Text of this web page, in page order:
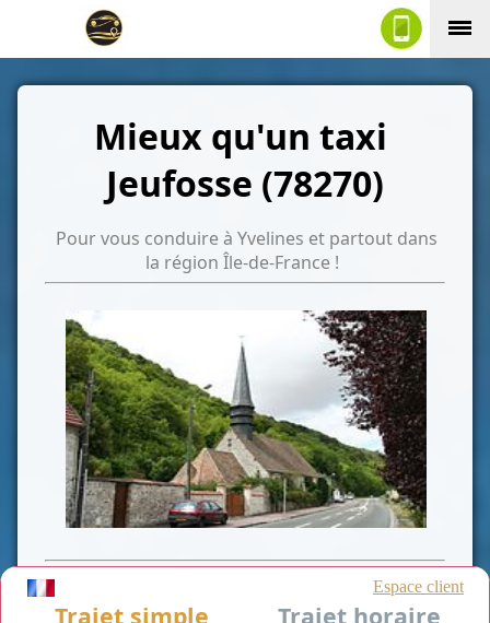
Mieux qu'un taxi
Jeufosse (78270)
Pour vous conduire à Yvelines et partout dans
la région Île-de-France !